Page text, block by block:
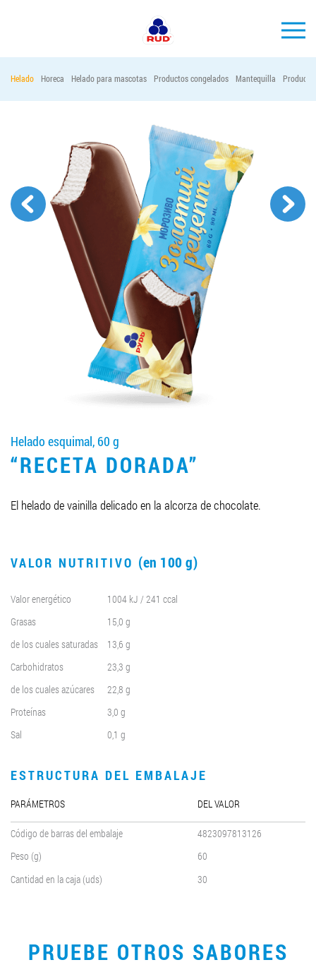
PRODUCCIÓN
EMPRESA
Horeca
Contactos
Vacantes
PEDIR PRODUCTOS "RUD":
LLEGAR A SER SOCIO
0412 48 28 17
0412 42 29 23
Helado Horeca Helado para mascotas Productos congelados Mantequilla
Helado esquimal, 60 g
“RECETA DORADA”
El helado de vainilla delicado en la alcorza de chocolate.
VALOR NUTRITIVO (en 100 g)
Valor energético
1004 kJ / 241 ccal
Grasas
15,0 g
de los cuales saturadas
13,6 g
Carbohidratos
23,3 g
de los cuales azúcares
22,8 g
Proteínas
3,0 g
Sal
0,1 g
ESTRUCTURA DEL EMBALAJE
PARÁMETROS DEL VALOR
Código de barras del embalaje
4823097813126
Peso (g)
60
Cantidad en la caja (uds)
30
PRUEBE OTROS SABORES